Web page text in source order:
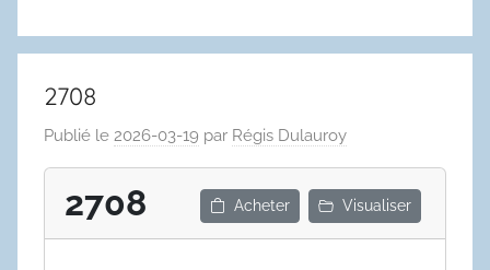
2708
Publié le 2026-03-19 par Régis Dulauroy
2708 Acheter Visualiser